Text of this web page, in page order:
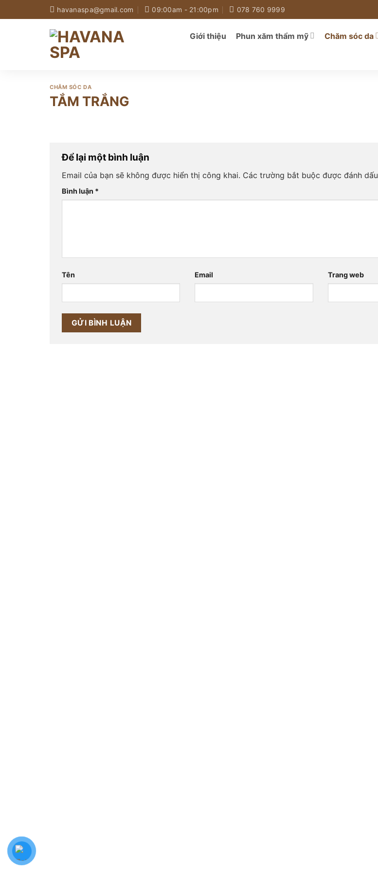
to
havanaspa@gmail.com 09:00am - 21:00pm 078 760 9999
Giới thiệu Phun xăm thẩm mỹ Chăm sóc da
CHĂM SÓC DA
TẮM TRẮNG
Để lại một bình luận
Email của bạn sẽ không được hiển thị công khai. Các trường bắt buộc được đánh dấu
Bình luận *
Tên Email Trang web